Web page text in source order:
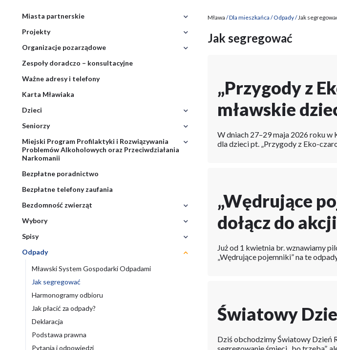
Miasta partnerskie
Rozwiń
Projekty
Organizacje pozarządowe
Zespoły doradczo – konsultacyjne
Ważne adresy i telefony
Karta Mławiaka
Dzieci
Seniorzy
Miejski Program Profilaktyki i Rozwiązywania
Problemów Alkoholowych oraz Przeciwdziałania
Narkomanii
Problemów
Alkoholowych
Przeciwdziałania
Bezpłatne poradnictwo
Bezpłatne telefony zaufania
Bezdomność zwierząt
Bezdomność
Wybory
Spisy
Odpady
Mławski System Gospodarki Odpadami
Jak segregować
Harmonogramy odbioru
Jak płacić za odpady?
Deklaracja
Podstawa prawna
Pytania i odpowiedzi
nawigacyjna
Mława Dla mieszkańca Odpady Jak
Jak segregować
„Przygody z
mławskie
W dniach 27–29 maja 2026 roku
dla dzieci pt. „Przygody z Eko-
„Wędrujące
dołącz do
Już od 1 kwietnia br. wznawiamy
„Wędrujące pojemniki” na te
Światowy
Dziś obchodzimy Światowy Dzień
segregowanie śmieci „bo trzeba”,